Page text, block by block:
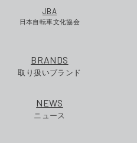
JBA
日本自転車文化協会
BRANDS
取り扱いブランド
NEWS
ニュース